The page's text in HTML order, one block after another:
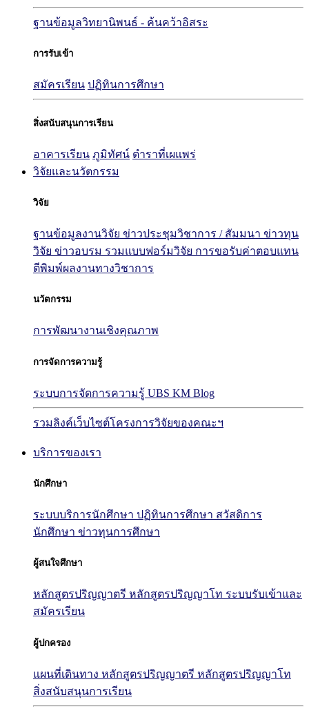
ฐานข้อมูลวิทยานิพนธ์ - ค้นคว้าอิสระ
การรับเข้า
สมัครเรียน ปฏิทินการศึกษา
สิ่งสนับสนุนการเรียน
อาคารเรียน ภูมิทัศน์ ตำราที่เผแพร่
วิจัยและนวัตกรรม
วิจัย
ฐานข้อมูลงานวิจัย ข่าวประชุมวิชาการ / สัมมนา ข่าวทุน
วิจัย ข่าวอบรม รวมแบบฟอร์มวิจัย การขอรับค่าตอบแทน
ตีพิมพ์ผลงานทางวิชาการ
นวัตกรรม
การพัฒนางานเชิงคุณภาพ
การจัดการความรู้
ระบบการจัดการความรู้ UBS KM Blog
รวมลิงค์เว็บไซต์โครงการวิจัยของคณะฯ
บริการของเรา
นักศึกษา
ระบบบริการนักศึกษา ปฏิทินการศึกษา สวัสดิการ
นักศึกษา ข่าวทุนการศึกษา
ผู้สนใจศึกษา
หลักสูตรปริญญาตรี หลักสูตรปริญญาโท ระบบรับเข้าและ
สมัครเรียน
ผู้ปกครอง
แผนที่เดินทาง หลักสูตรปริญญาตรี หลักสูตรปริญญาโท
สิ่งสนับสนุนการเรียน